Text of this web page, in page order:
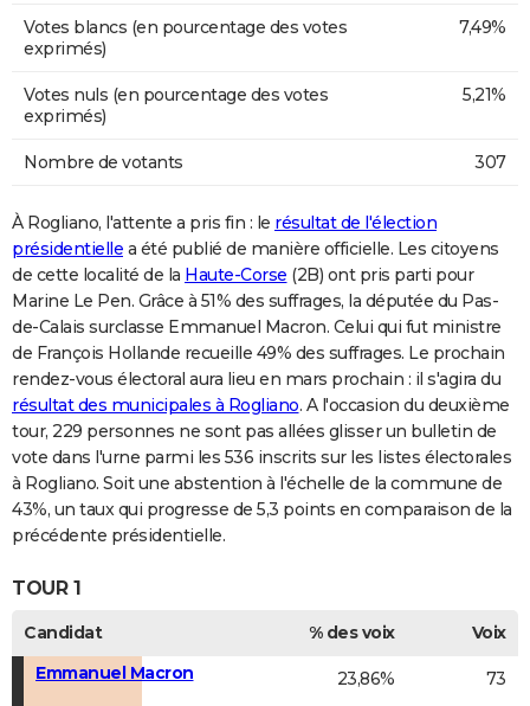
Votes blancs (en pourcentage des votes
exprimés)
7,49%
Votes nuls (en pourcentage des votes
exprimés)
5,21%
Nombre de votants 307
À Rogliano, l'attente a pris fin : le résultat de l'élection
présidentielle a été publié de manière officielle. Les citoyens
de cette localité de la Haute-Corse (2B) ont pris parti pour
Marine Le Pen. Grâce à 51% des suffrages, la députée du Pas-
de-Calais surclasse Emmanuel Macron. Celui qui fut ministre
de François Hollande recueille 49% des suffrages. Le prochain
rendez-vous électoral aura lieu en mars prochain : il s'agira du
résultat des municipales à Rogliano. A l'occasion du deuxième
tour, 229 personnes ne sont pas allées glisser un bulletin de
vote dans l'urne parmi les 536 inscrits sur les listes électorales
à Rogliano. Soit une abstention à l'échelle de la commune de
43%, un taux qui progresse de 5,3 points en comparaison de la
précédente présidentielle.
TOUR 1
Candidat % des voix
Voix
Emmanuel Macron
23,86% 73